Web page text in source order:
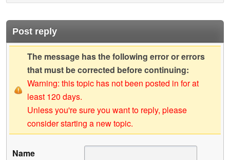
Post reply
The message has the following error or errors
that must be corrected before continuing:
Warning: this topic has not been posted in for at
least 120 days.
Unless you're sure you want to reply, please
consider starting a new topic.
Name